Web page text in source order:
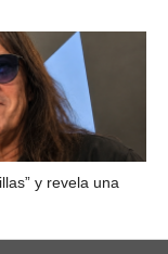
y revela una